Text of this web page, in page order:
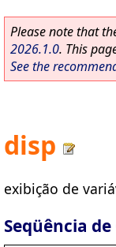
Please note that
2026.1.0. This
See the
disp
exibição de
Seqüência